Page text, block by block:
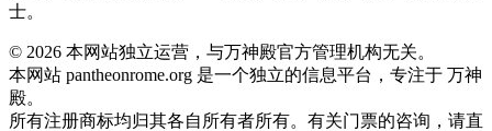
士。
© 2026 本网站独立运营，与万神殿官方管理机构无关。
本网站 pantheonrome.org 是一个独立的信息平台，专注于 万神
殿。
所有注册商标均归其各自所有者所有。有关门票的咨询，请直